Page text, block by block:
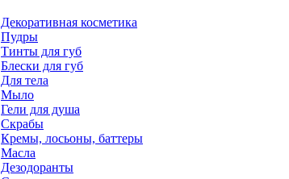
Декоративная косметика
Пудры
Тинты для губ
Блески для губ
Для тела
Мыло
Гели для душа
Скрабы
Кремы, лосьоны, баттеры
Масла
Дезодоранты